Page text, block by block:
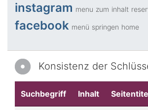
instagram menu zum inhalt
facebook menü springen home
Konsistenz der
Suchbegriff Inhalt